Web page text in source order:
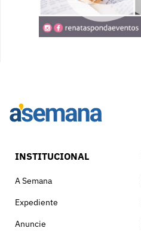
INSTITUCIONAL
A Semana
Expediente
Anuncie